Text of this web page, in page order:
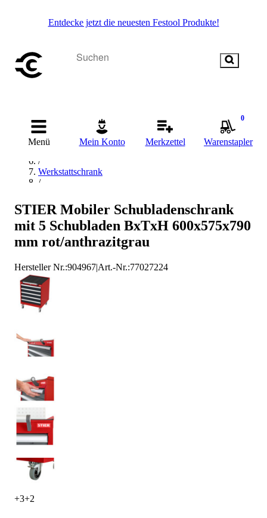
Entdecke jetzt die neuesten Festool Produkte!
Menü Mein Konto Merkzettel
0
Warenstapler
/
Betriebsausstattung & Baustellenbedarf
/
/
Werkstattschrank
/
/
Hängeregistratur- & Schubladenschrank
/
STIER Hängeregistratur- & Schubladenschrank
STIER Mobiler Schubladenschrank
mit 5 Schubladen BxTxH 600x575x790
mm rot/anthrazitgrau
Hersteller Nr.:904967|Art.-Nr.:77027224
+3+2